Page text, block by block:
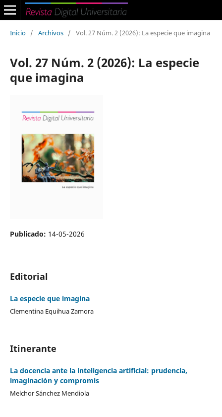
Inicio / Archivos / Vol. 27 Núm. 2 (2026): La especie que imagina
Vol. 27 Núm. 2 (2026): La especie
que imagina
Publicado: 14-05-2026
Editorial
La especie que imagina
Clementina Equihua Zamora
Itinerante
La docencia ante la inteligencia artificial: prudencia,
imaginación y compromis
Melchor Sánchez Mendiola